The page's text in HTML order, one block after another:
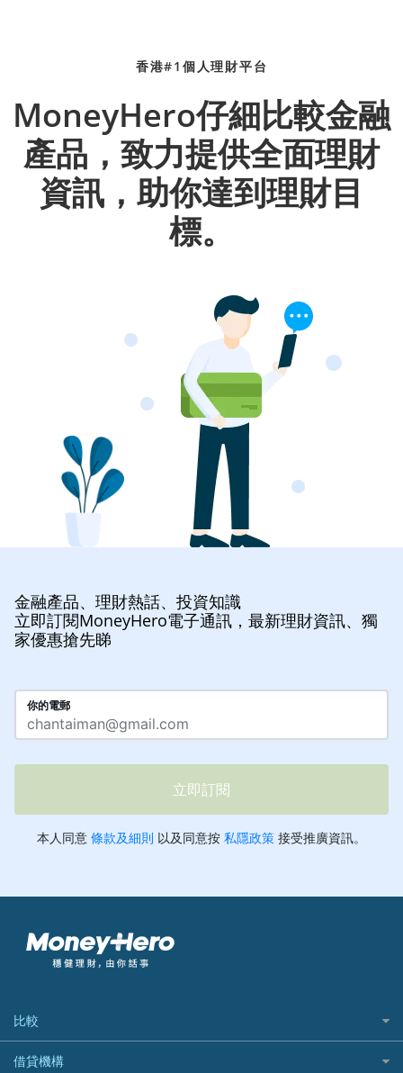
香港#1個人理財平台
MoneyHero仔細比較金融
產品，致力提供全面理財
資訊，助你達到理財目
標。
金融產品、理財熱話、投資知識
立即訂閱MoneyHero電子通訊，最新理財資訊、獨
家優惠搶先睇
比較
私人貸款比較
借貸機構